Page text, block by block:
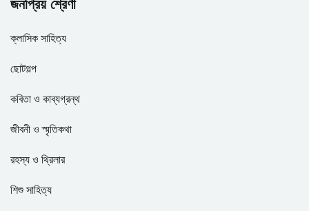
জনপ্রিয় শ্রেণী
ক্লাসিক সাহিত্য
ছোটগল্প
কবিতা ও কাব্যগ্রন্থ
জীবনী ও স্মৃতিকথা
রহস্য ও থ্রিলার
শিশু সাহিত্য